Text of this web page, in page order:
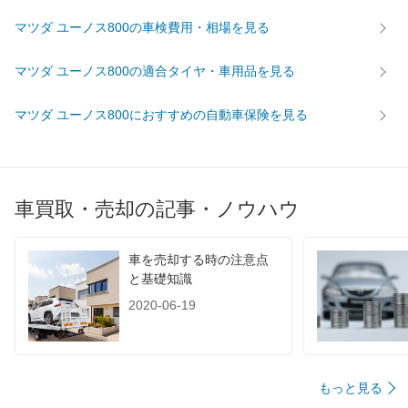
マツダ ユーノス800の車検費用・相場を見る
マツダ ユーノス800の適合タイヤ・車用品を見る
マツダ ユーノス800におすすめの自動車保険を見る
車買取・売却の記事・ノウハウ
車を売却する時の注意点
と基礎知識
2020-06-19
もっと見る